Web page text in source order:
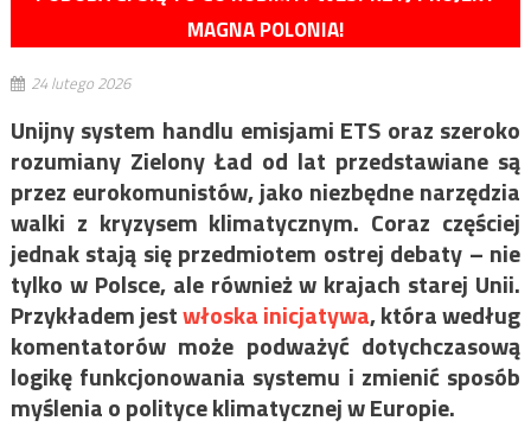
MAGNA POLONIA!
24 lutego 2026
Unijny system handlu emisjami ETS oraz szeroko
rozumiany Zielony Ład od lat przedstawiane są
przez eurokomunistów, jako niezbędne narzędzia
walki z kryzysem klimatycznym. Coraz częściej
jednak stają się przedmiotem ostrej debaty – nie
tylko w Polsce, ale również w krajach starej Unii.
Przykładem jestwłoska inicjatywa, która według
komentatorów może podważyć dotychczasową
logikę funkcjonowania systemu i zmienić sposób
myślenia o polityce klimatycznej w Europie.